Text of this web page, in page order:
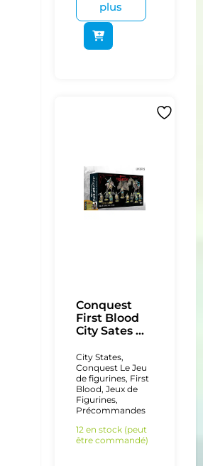
plus
Conquest
First Blood
City Sates ...
City States,
Conquest Le Jeu
de figurines, First
Blood, Jeux de
Figurines,
Précommandes
12 en stock (peut
être commandé)